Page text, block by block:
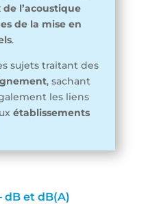
l’acoustique
de la mise en
.
sujets traitant des
, sachant
les liens
établissements
dB et dB(A)